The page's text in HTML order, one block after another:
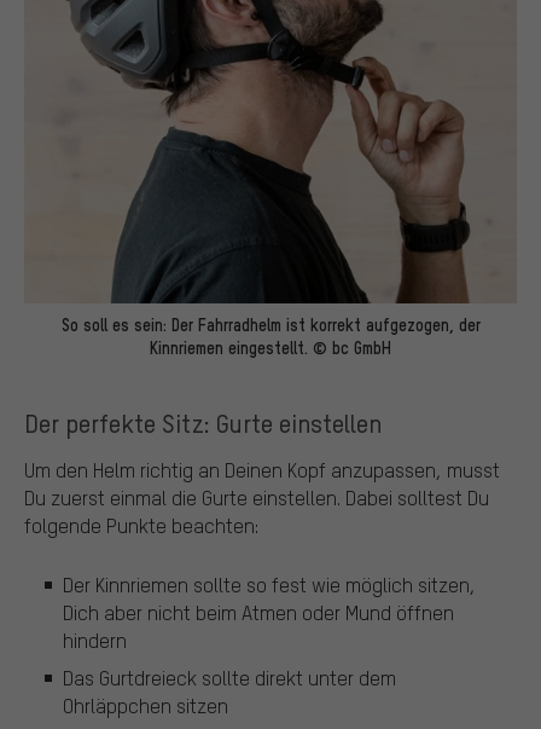
So soll es sein: Der Fahrradhelm ist korrekt aufgezogen, der
Kinnriemen eingestellt. © bc GmbH
Der perfekte Sitz: Gurte einstellen
Um den Helm richtig an Deinen Kopf anzupassen, musst
Du zuerst einmal die Gurte einstellen. Dabei solltest Du
folgende Punkte beachten:
Der Kinnriemen sollte so fest wie möglich sitzen,
Dich aber nicht beim Atmen oder Mund öffnen
hindern
Das Gurtdreieck sollte direkt unter dem
Ohrläppchen sitzen